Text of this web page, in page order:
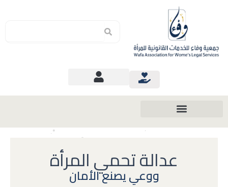
Search
Search
عدالة تحمي المرأة
ووعي يصنع الأمان